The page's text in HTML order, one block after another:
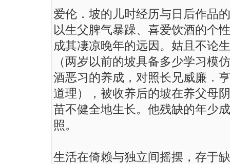
爱伦．坡的儿时经历与日后作品
以生父脾气暴躁、喜爱饮酒的个
成其凄凉晚年的远因。姑且不论
（两岁以前的坡具备多少学习模
酒恶习的养成，对照长兄威廉．
道理），被收养后的坡在养父母
苗不健全地生长。他残缺的年少
照。
生活在倚赖与独立间摇摆，存于